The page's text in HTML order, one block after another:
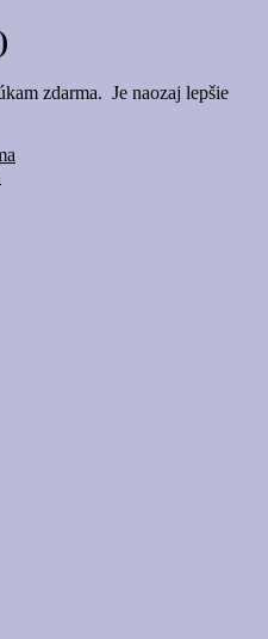
zdarma. Je naozaj lepšie